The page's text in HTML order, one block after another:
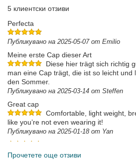
5 клиентски отзиви
Perfecta
Публикувано на 2025-05-07 от Emilio
Meine erste Cap dieser Art
Diese hier trägt sich richtig
man eine Cap trägt, die ist so leicht und
den Sommer.
Публикувано на 2025-03-14 от Steffen
Great cap
Comfortable, light weight,
like you’re not even wearing it!
Публикувано на 2025-01-18 от Yan
Публикувано на 2025-05-17 от Robert
Прочетете още отзиви